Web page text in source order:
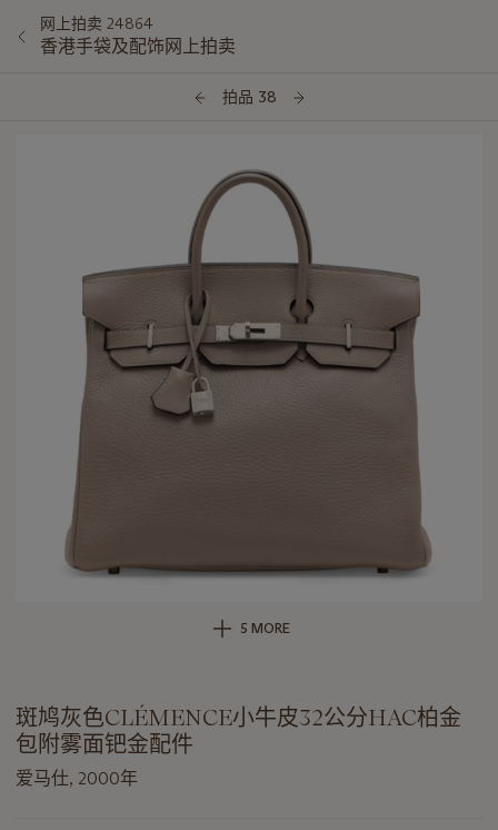
网上拍卖 24864
香港手袋及配饰网上拍卖
拍品 38
5 MORE
斑鸠灰色CLÉMENCE小牛皮32公分HAC柏金
包附雾面钯金配件
爱马仕, 2000年